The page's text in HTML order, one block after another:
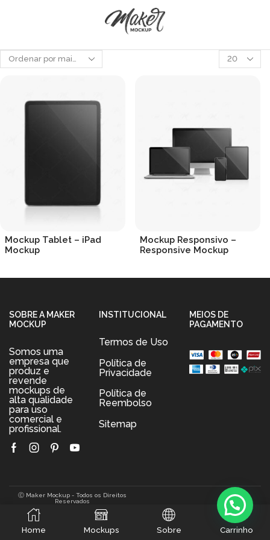
Produtos
por
Mockup Tablet – iPad
Mockup
Mockup Responsivo –
Responsive Mockup
SOBRE A MAKER
MOCKUP
Somos uma
empresa que
produz e
revende
mockups de
alta qualidade
para uso
comercial e
profissional.
FacebookInstagram
PinterestYoutube
INSTITUCIONAL
Termos de Uso
Política de
Privacidade
Política de
Reembolso
Sitemap
MEIOS DE
PAGAMENTO
Ⓒ Maker Mockup - Todos os Direitos
Reservados
Home Mockups Sobre
0
Carrinho